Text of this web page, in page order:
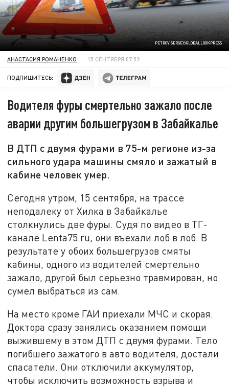
PETROV SERGEY/GLOBALLOOKPRESS
АНАСТАСИЯ РОМАНЕНКО 15 СЕНТЯБРЯ 07:59
ПОДПИШИТЕСЬ:
Водителя фуры смертельно зажало после
аварии другим большегрузом в Забайкалье
В ДТП с двумя фурами в 75-м регионе из-за
сильного удара машины смяло и зажатый в
кабине человек умер.
Сегодня утром, 15 сентября, на трассе
неподалеку от Хилка в Забайкалье
столкнулись две фуры. Судя по видео в ТГ-
канале Lenta75.ru, они въехали лоб в лоб. В
результате у обоих большегрузов смяты
кабины, одного из водителей смертельно
зажало, другой был серьезно травмирован, но
сумел выбраться из сам.
На место кроме ГАИ приехали МЧС и скорая.
Доктора сразу занялись оказанием помощи
выжившему в этом ДТП с двумя фурами. Тело
погибшего зажатого в авто водителя, достали
спасатели. Они отключили аккумулятор,
чтобы исключить возможность взрыва и